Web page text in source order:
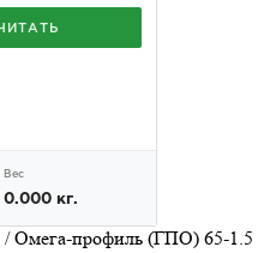
/ Омега-профиль (ГПО) 65-1.5